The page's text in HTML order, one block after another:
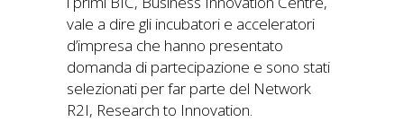
vale a dire gli incubatori e acceleratori
d’impresa che hanno presentato
domanda di partecipazione e sono stati
selezionati per far parte del Network
R2I, Research to Innovation.